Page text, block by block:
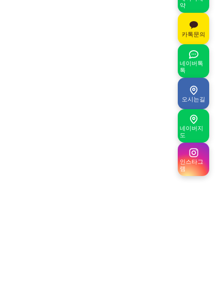
약
카톡문의
네이버톡
톡
오시는길
네이버지
도
인스타그
램